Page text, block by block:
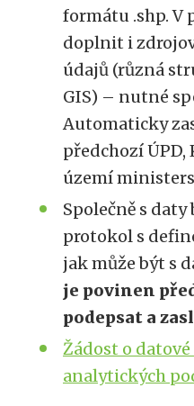
formátu .shp. V
doplnit i
údajů (různá
GIS) – nutné
Automaticky
předchozí ÚPD,
území
Společně s
protokol s
jak může být s
je povinen
podepsat a
Žádost o
analytických